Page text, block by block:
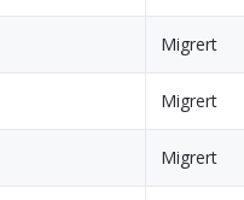
Migrert
Migrert
Migrert